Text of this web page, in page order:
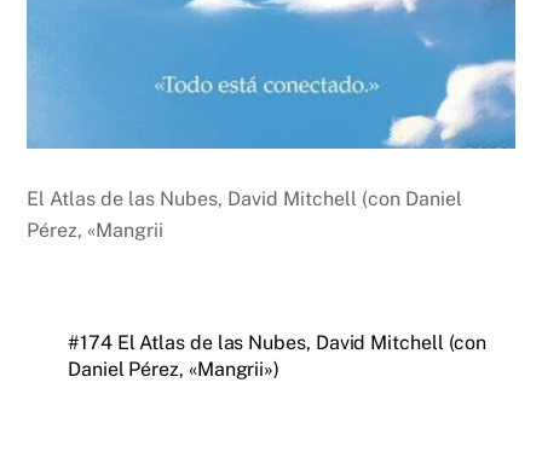
El Atlas de las Nubes, David Mitchell (con Daniel
Pérez, «Mangrii
#174 El Atlas de las Nubes, David Mitchell (con
Daniel Pérez, «Mangrii»)